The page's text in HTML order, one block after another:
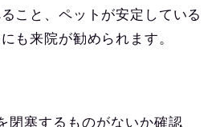
こと、ペットが安定している
も来院が勧められます。
閉塞するものがないか確認